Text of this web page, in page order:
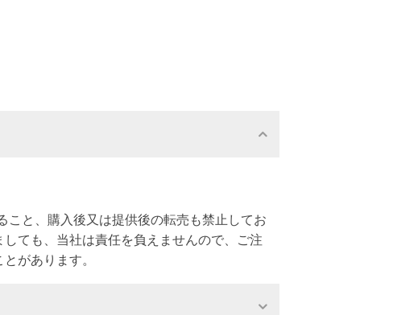
こと、購入後又は提供後の転売も禁止してお
ても、当社は責任を負えませんので、ご注
があります。